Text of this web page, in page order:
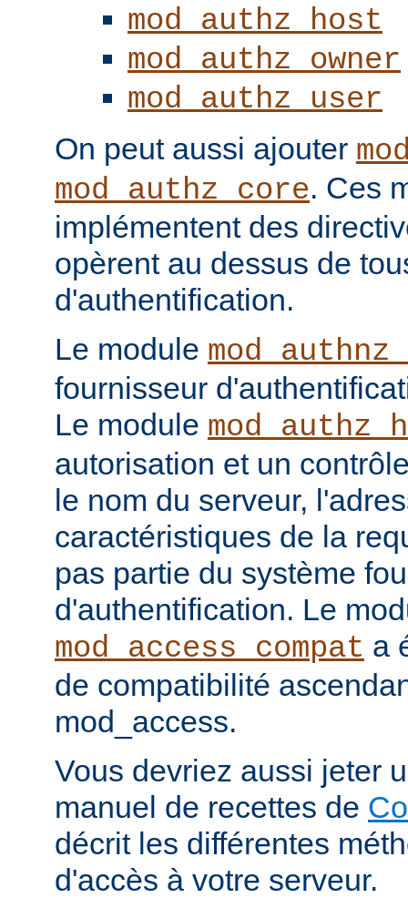
mod_authz_host
mod_authz_owner
mod_authz_user
On peut aussi ajouter
mod_authz_core. Ces
implémentent des
opèrent au dessus de
d'authentification.
Le module
fournisseur
Le module
autorisation et un
le nom du serveur,
caractéristiques de la
pas partie du système
d'authentification. Le
mod_access_compat a
de compatibilité
mod_access.
Vous devriez aussi jeter
manuel de recettes de
décrit les différentes
d'accès à votre serveur.